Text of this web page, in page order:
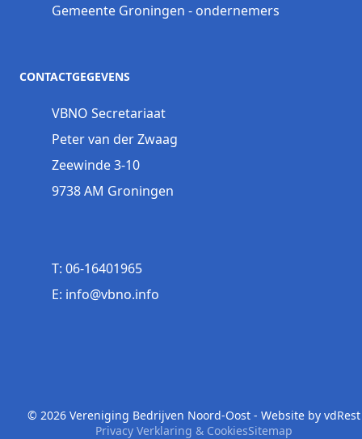
Gemeente Groningen - ondernemers
CONTACTGEGEVENS
VBNO Secretariaat
Peter van der Zwaag
Zeewinde 3-10
9738 AM Groningen
T: 06-16401965
E: info@vbno.info
© 2026 Vereniging Bedrijven Noord-Oost - Website by vdRest
Privacy Verklaring & CookiesSitemap